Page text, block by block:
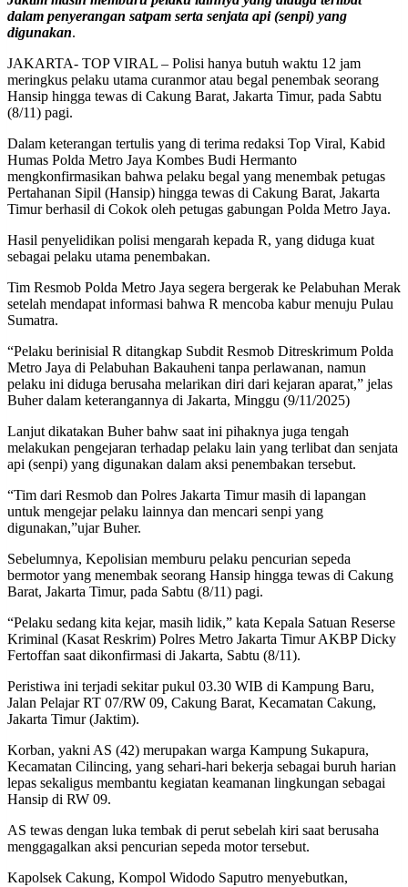
dalam penyerangan satpam serta senjata api (senpi) yang
digunakan.
JAKARTA- TOP VIRAL – Polisi hanya butuh waktu 12 jam
meringkus pelaku utama curanmor atau begal penembak seorang
Hansip hingga tewas di Cakung Barat, Jakarta Timur, pada Sabtu
(8/11) pagi.
Dalam keterangan tertulis yang di terima redaksi Top Viral, Kabid
Humas Polda Metro Jaya Kombes Budi Hermanto
mengkonfirmasikan bahwa pelaku begal yang menembak petugas
Pertahanan Sipil (Hansip) hingga tewas di Cakung Barat, Jakarta
Timur berhasil di Cokok oleh petugas gabungan Polda Metro Jaya.
Hasil penyelidikan polisi mengarah kepada R, yang diduga kuat
sebagai pelaku utama penembakan.
Tim Resmob Polda Metro Jaya segera bergerak ke Pelabuhan Merak
setelah mendapat informasi bahwa R mencoba kabur menuju Pulau
Sumatra.
“Pelaku berinisial R ditangkap Subdit Resmob Ditreskrimum Polda
Metro Jaya di Pelabuhan Bakauheni tanpa perlawanan, namun
pelaku ini diduga berusaha melarikan diri dari kejaran aparat,” jelas
Buher dalam keterangannya di Jakarta, Minggu (9/11/2025)
Lanjut dikatakan Buher bahw saat ini pihaknya juga tengah
melakukan pengejaran terhadap pelaku lain yang terlibat dan senjata
api (senpi) yang digunakan dalam aksi penembakan tersebut.
“Tim dari Resmob dan Polres Jakarta Timur masih di lapangan
untuk mengejar pelaku lainnya dan mencari senpi yang
digunakan,”ujar Buher.
Sebelumnya, Kepolisian memburu pelaku pencurian sepeda
bermotor yang menembak seorang Hansip hingga tewas di Cakung
Barat, Jakarta Timur, pada Sabtu (8/11) pagi.
“Pelaku sedang kita kejar, masih lidik,” kata Kepala Satuan Reserse
Kriminal (Kasat Reskrim) Polres Metro Jakarta Timur AKBP Dicky
Fertoffan saat dikonfirmasi di Jakarta, Sabtu (8/11).
Peristiwa ini terjadi sekitar pukul 03.30 WIB di Kampung Baru,
Jalan Pelajar RT 07/RW 09, Cakung Barat, Kecamatan Cakung,
Jakarta Timur (Jaktim).
Korban, yakni AS (42) merupakan warga Kampung Sukapura,
Kecamatan Cilincing, yang sehari-hari bekerja sebagai buruh harian
lepas sekaligus membantu kegiatan keamanan lingkungan sebagai
Hansip di RW 09.
AS tewas dengan luka tembak di perut sebelah kiri saat berusaha
menggagalkan aksi pencurian sepeda motor tersebut.
Kapolsek Cakung, Kompol Widodo Saputro menyebutkan,